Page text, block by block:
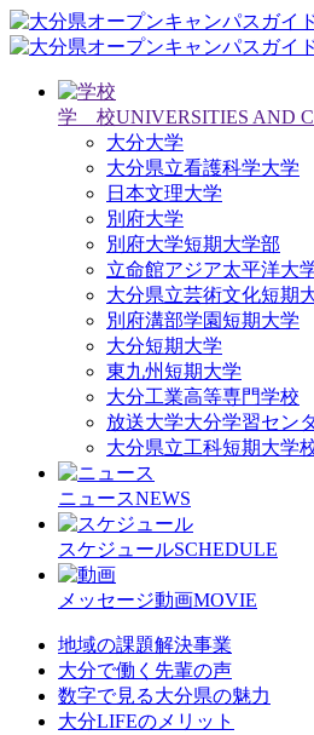
学 校UNIVERSITIES AND
大分大学
大分県立看護科学大学
日本文理大学
別府大学
別府大学短期大学部
立命館アジア太平洋大
大分県立芸術文化短期
別府溝部学園短期大学
大分短期大学
東九州短期大学
大分工業高等専門学校
放送大学大分学習セン
大分県立工科短期大学
ニュースNEWS
スケジュールSCHEDULE
メッセージ動画MOVIE
地域の課題解決事業
大分で働く先輩の声
数字で見る大分県の魅力
大分LIFEのメリット